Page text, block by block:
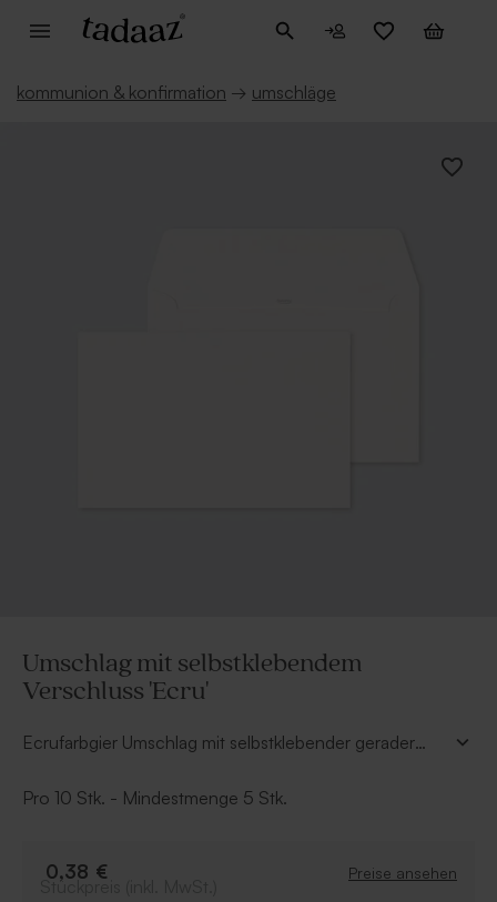
kommunion & konfirmation → umschläge
Umschlag mit selbstklebendem
Verschluss 'Ecru'
Ecrufarbgier Umschlag mit selbstklebender gerader
Pro 10 Stk. - Mindestmenge 5 Stk.
0,38 € Preise ansehen